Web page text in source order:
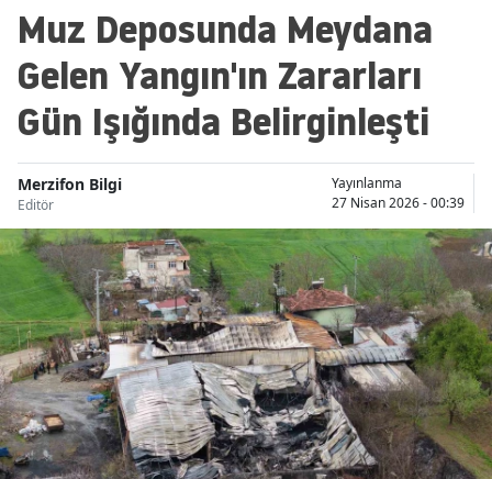
Muz Deposunda Meydana
Gelen Yangın'ın Zararları
Gün Işığında Belirginleşti
Merzifon Bilgi
Editör
Yayınlanma
27 Nisan 2026 - 00:39